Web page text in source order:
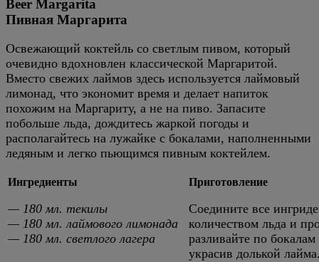
Beer Margarita
Пивная Маргарита
Освежающий коктейль со светлым пивом, который
очевидно вдохновлен классической Маргаритой.
Вместо свежих лаймов здесь используется лаймовый
лимонад, что экономит время и делает напиток
похожим на Маргариту, а не на пиво. Запасите
побольше льда, дождитесь жаркой погоды и
располагайтесь на лужайке с бокалами, наполненными
ледяным и легко пьющимся пивным коктейлем.
Ингредиенты
— 180 мл. текилы
— 180 мл. лаймового лимонада
— 180 мл. светлого лагера
Приготовление
Соедините все
количеством льда и
разливайте по
украсив долькой